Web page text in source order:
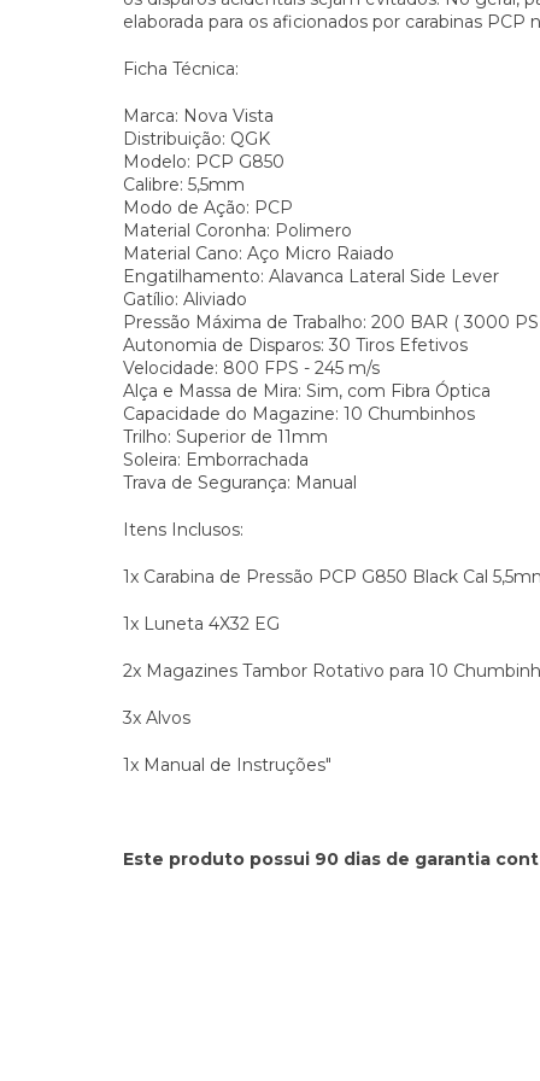
elaborada para os aficionados por carabinas PCP
Ficha Técnica:
Marca: Nova Vista
Distribuição: QGK
Modelo: PCP G850
Calibre: 5,5mm
Modo de Ação: PCP
Material Coronha: Polimero
Material Cano: Aço Micro Raiado
Engatilhamento: Alavanca Lateral Side Lever
Gatílio: Aliviado
Pressão Máxima de Trabalho: 200 BAR ( 3000
Autonomia de Disparos: 30 Tiros Efetivos
Velocidade: 800 FPS - 245 m/s
Alça e Massa de Mira: Sim, com Fibra Óptica
Capacidade do Magazine: 10 Chumbinhos
Trilho: Superior de 11mm
Soleira: Emborrachada
Trava de Segurança: Manual
Itens Inclusos:
1x Carabina de Pressão PCP G850 Black Cal
1x Luneta 4X32 EG
2x Magazines Tambor Rotativo para 10
3x Alvos
1x Manual de Instruções"
Este produto possui 90 dias de garantia